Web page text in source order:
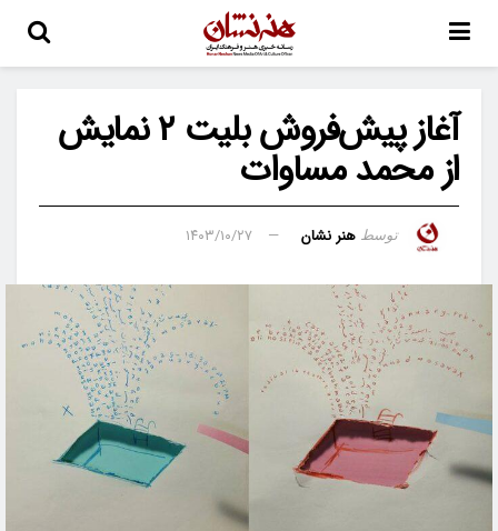
آغاز پیش‌فروش بلیت ۲ نمایش
از محمد مساوات
توسط هنر نشان ۱۴۰۳/۱۰/۲۷